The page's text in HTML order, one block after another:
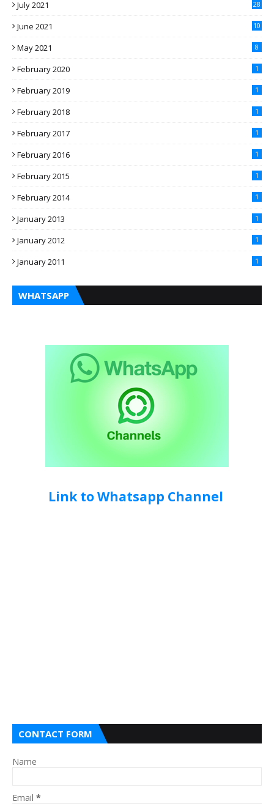
July 2021 28
June 2021 10
May 2021 8
February 2020 1
February 2019 1
February 2018 1
February 2017 1
February 2016 1
February 2015 1
February 2014 1
January 2013 1
January 2012 1
January 2011 1
WHATSAPP
Link to Whatsapp Channel
CONTACT FORM
Name
Email *